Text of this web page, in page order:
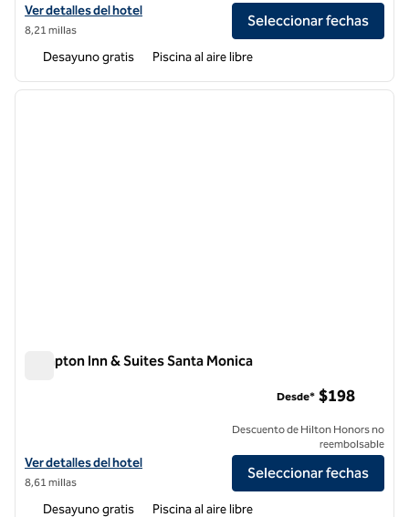
Ver detalles del hotel Hampton Inn and Suites Los Angeles Burbank
Ver detalles del hotel
8,21 millas
Seleccionar fechas
Desayuno gratis Piscina al aire libre
1 de 12
Hampton Inn & Suites Santa Monica
Ver detalles del hotel Hampton Inn & Suites Santa Monica
Ver detalles del hotel
8,61 millas
Desde* $198
Descuento de Hilton Honors no
reembolsable
Seleccionar fechas
Desayuno gratis Piscina al aire libre